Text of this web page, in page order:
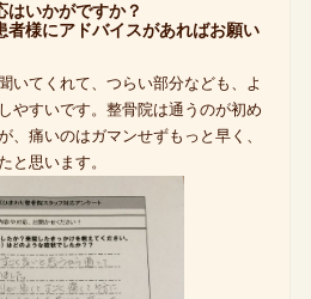
はいかがですか？
者様にアドバイスがあればお願い
いてくれて、つらい部分なども、よ
やすいです。整骨院は通うのが初め
、痛いのはガマンせずもっと早く、
と思います。